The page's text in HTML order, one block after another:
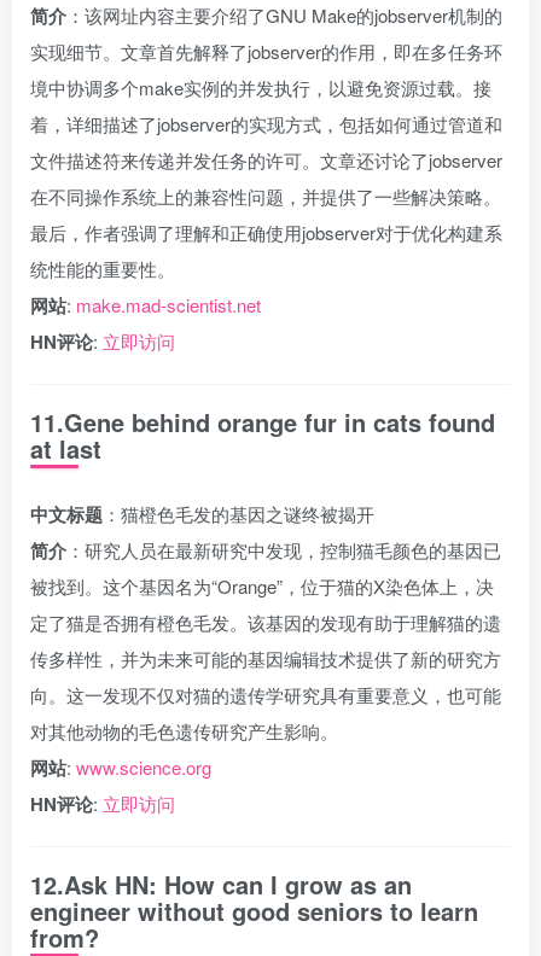
简介 ：该网址内容主要介绍了GNU Make的jobserver机制的
实现细节。文章首先解释了jobserver的作用，即在多任务环
境中协调多个make实例的并发执行，以避免资源过载。接
着，详细描述了jobserver的实现方式，包括如何通过管道和
文件描述符来传递并发任务的许可。文章还讨论了jobserver
在不同操作系统上的兼容性问题，并提供了一些解决策略。
最后，作者强调了理解和正确使用jobserver对于优化构建系
统性能的重要性。
网站: make.mad-scientist.net
HN评论: 立即访问
11.Gene behind orange fur in cats found
at last
中文标题 ：猫橙色毛发的基因之谜终被揭开
简介 ：研究人员在最新研究中发现，控制猫毛颜色的基因已
被找到。这个基因名为“Orange”，位于猫的X染色体上，决
定了猫是否拥有橙色毛发。该基因的发现有助于理解猫的遗
传多样性，并为未来可能的基因编辑技术提供了新的研究方
向。这一发现不仅对猫的遗传学研究具有重要意义，也可能
对其他动物的毛色遗传研究产生影响。
网站: www.science.org
HN评论: 立即访问
12.Ask HN: How can I grow as an
engineer without good seniors to learn
from?